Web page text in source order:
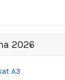
2026